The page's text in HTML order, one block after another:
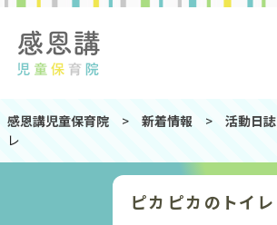
感恩講児童保育院 > 新着情報 > 活動日誌
レ
ピカピカのトイレ